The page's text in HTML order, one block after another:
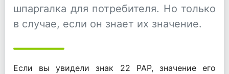
шпаргалка для потребителя. Но только
в случае, если он знает их значение.
Если вы увидели знак 22 РАР, значение его